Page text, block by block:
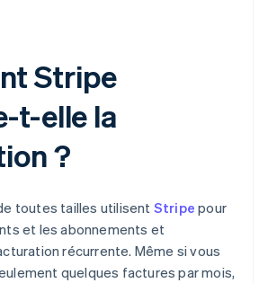
Stripe
t-elle la
?
toutes tailles utilisent Stripe pour
et les abonnements et
récurrente. Même si vous
quelques factures par mois,